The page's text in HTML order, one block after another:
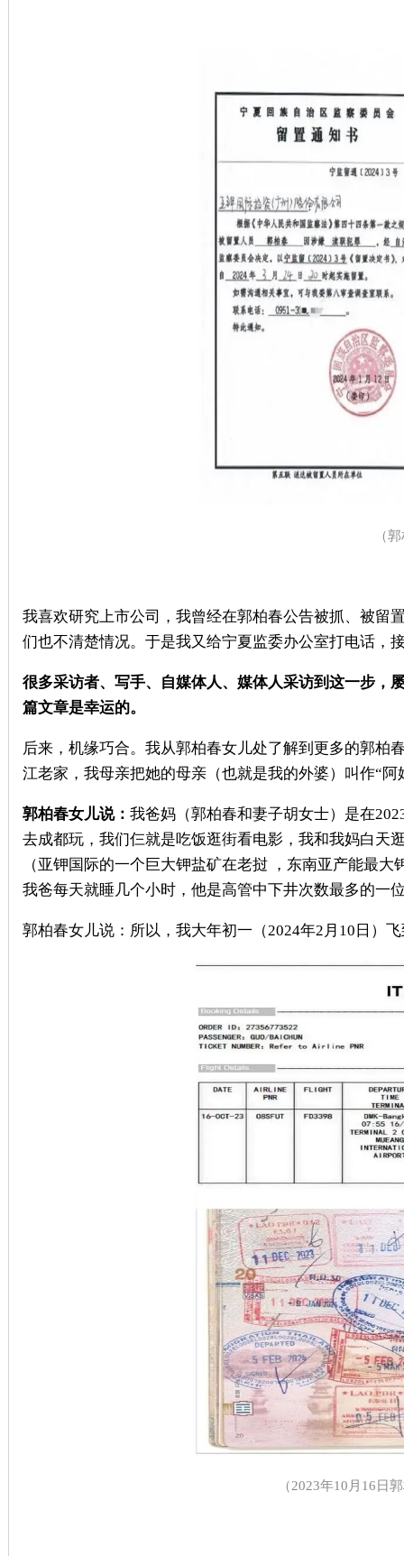
（
我喜欢研究上市公司，我曾经在郭柏春公告被抓、被留
们也不清楚情况。于是我又给宁夏监委办公室打电话，
很多采访者、写手、自媒体人、媒体人采访到这一步，
篇文章是幸运的。
后来，机缘巧合。我从郭柏春女儿处了解到更多的郭柏
江老家，我母亲把她的母亲（也就是我的外婆）叫作“阿
郭柏春女儿说： 我爸妈（郭柏春和妻子胡女士）是在
去成都玩，我们仨就是吃饭逛街看电影，我和我妈白天
（亚钾国际的一个巨大钾盐矿在老挝 ，东南亚产能最大
我爸每天就睡几个小时，他是高管中下井次数最多的一
郭柏春女儿说：所以，我大年初一（2024年2 月 10 日）
（2023年10 月 16 日